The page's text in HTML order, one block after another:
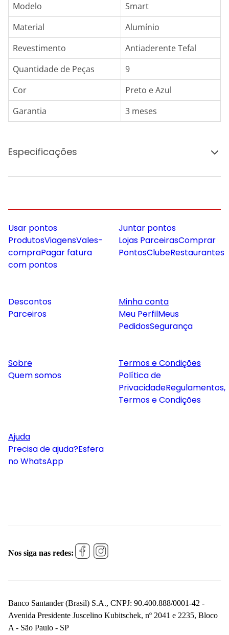
Modelo
Smart
Material
Alumínio
Revestimento
Antiaderente Tefal
Quantidade de Peças
9
Cor
Preto e Azul
Garantia
3 meses
Especificações
Usar pontos
ProdutosViagensVales-
compraPagar fatura
com pontos
Juntar pontos
Lojas ParceirasComprar
PontosClubeRestaurantes
Descontos
Parceiros
Minha conta
Meu PerfilMeus
PedidosSegurança
Sobre
Quem somos
Termos e Condições
Política de
PrivacidadeRegulamentos,
Termos e Condições
Ajuda
Precisa de ajuda?Esfera
no WhatsApp
Nos siga nas redes:
Banco Santander (Brasil) S.A., CNPJ: 90.400.888/0001-42 -
Avenida Presidente Juscelino Kubitschek, nº 2041 e 2235, Bloco
A - São Paulo - SP